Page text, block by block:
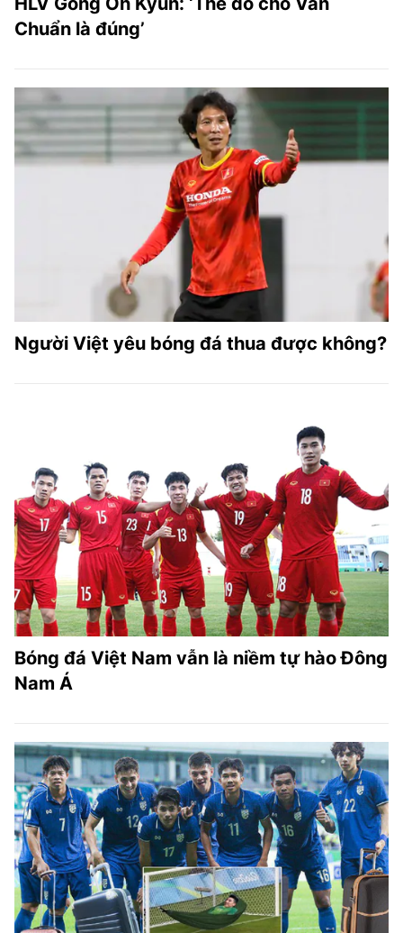
Chuẩn là đúng’
Người Việt yêu bóng đá thua được không?
Bóng đá Việt Nam vẫn là niềm tự hào Đông
Nam Á